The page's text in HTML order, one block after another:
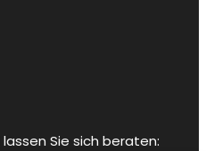
Sie sich beraten: